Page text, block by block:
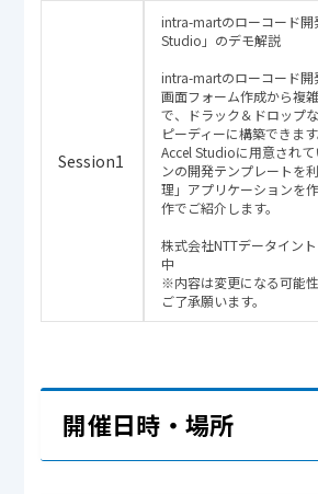
Session1
intra-martのローコード開
Studio」のデモ解説
intra-martのローコード開
画面フォーム作成から複
で、ドラック＆ドロップ
ピーディーに構築できます
Accel Studioに用意され
ンの開発テンプレートを
理」アプリケーションを
作でご紹介します。
株式会社NTTデータイン
中
※内容は変更になる可能性
ご了承願います。
開催日時・場所